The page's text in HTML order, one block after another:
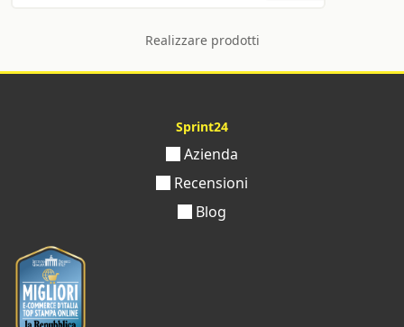
Realizzare prodotti
Sprint24
Azienda
Recensioni
Blog